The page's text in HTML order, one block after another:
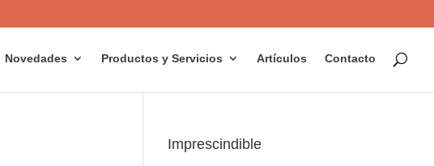
Novedades Productos y Servicios Artículos Contacto
Imprescindible